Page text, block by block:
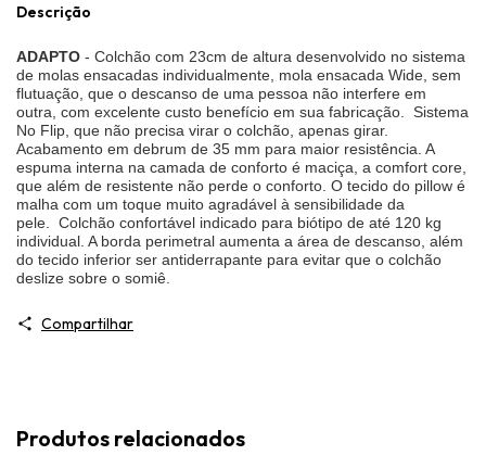
Descrição
ADAPTO - Colchão com 23cm de altura desenvolvido no sistema
de molas ensacadas individualmente, mola ensacada Wide, sem
flutuação, que o descanso de uma pessoa não interfere em
outra, com excelente custo benefício em sua fabricação. Sistema
No Flip, que não precisa virar o colchão, apenas girar.
Acabamento em debrum de 35 mm para maior resistência. A
espuma interna na camada de conforto é maciça, a comfort core,
que além de resistente não perde o conforto. O tecido do pillow é
malha com um toque muito agradável à sensibilidade da
pele. Colchão confortável indicado para biótipo de até 120 kg
individual. A borda perimetral aumenta a área de descanso, além
do tecido inferior ser antiderrapante para evitar que o colchão
deslize sobre o somiê.
Compartilhar
Produtos relacionados